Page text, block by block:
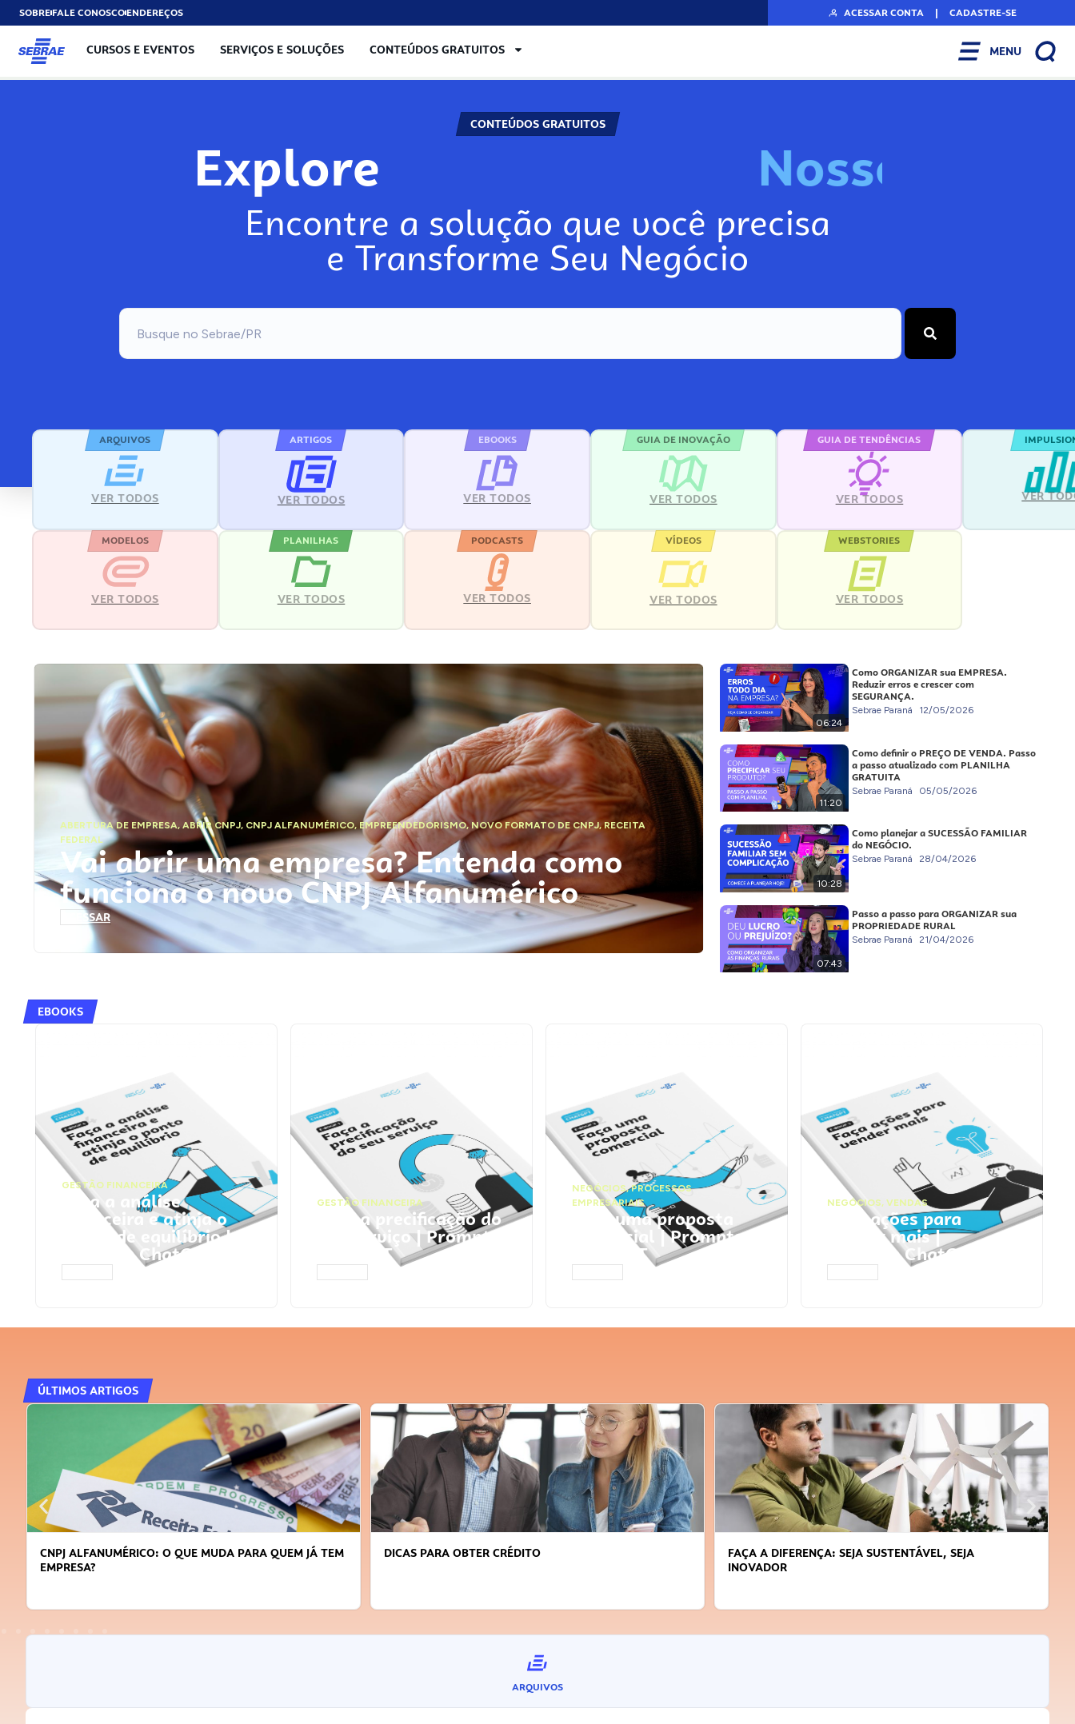
SOBREFALE CONOSCOENDEREÇOS ACESSAR CONTA | CADASTRE-SE
CURSOS E EVENTOS SERVIÇOS E SOLUÇÕES CONTEÚDOS GRATUITOS MENU
CONTEÚDOS GRATUITOS
Explore Nosso
Encontre a solução que você precisa
e Transforme Seu Negócio
ARQUIVOS
VER TODOS
ARTIGOS
VER TODOS
EBOOKS
VER TODOS
GUIA DE INOVAÇÃO
VER TODOS
GUIA DE TENDÊNCIAS
VER TODOS VER
MODELOS
VER TODOS
PLANILHAS
VER TODOS
PODCASTS
VER TODOS
VÍDEOS
VER TODOS
WEBSTORIES
VER TODOS
ABERTURA DE EMPRESA,ABRIR CNPJ, CNPJ ALFANUMÉRICO, EMPREENDEDORISMO,NOVO FORMATO DE CNPJ,RECEITA
FEDERAL
Vai abrir uma empresa? Entenda como
funciona o novo CNPJ Alfanumérico
ACESSAR
06:24
Como ORGANIZAR sua EMPRESA.
Reduzir erros e crescer com
SEGURANÇA.
Sebrae Paraná 12/05/2026
11:20
Como definir o PREÇO DE VENDA. Passo
a passo atualizado com PLANILHA
GRATUITA
Sebrae Paraná 05/05/2026
10:28
Como planejar a SUCESSÃO FAMILIAR
do NEGÓCIO.
Sebrae Paraná 28/04/2026
07:43
Passo a passo para ORGANIZAR sua
PROPRIEDADE RURAL
Sebrae Paraná 21/04/2026
EBOOKS
GESTÃO FINANCEIRA
Faça a análise
financeira e atinja o
ponto de equilíbrio |
Prompts ChatGPT
GESTÃO FINANCEIRA
Faça a precificação do
seu serviço | Prompts
ChatGPT
NEGÓCIOS,PROCESSOS
EMPRESARIAIS
Faça uma proposta
comercial | Prompts
ChatGPT
NEGÓCIOS, VENDAS
Faça ações para
vender mais |
Prompts ChatGPT
ÚLTIMOS ARTIGOS
CNPJ ALFANUMÉRICO: O QUE MUDA PARA QUEM JÁ TEM
EMPRESA?
DICAS PARA OBTER CRÉDITO
FAÇA A DIFERENÇA: SEJA SUSTENTÁVEL, SEJA
INOVADOR
ARQUIVOS